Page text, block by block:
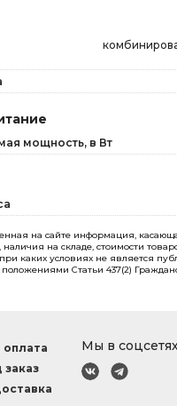
мощность, в Вт
на сайте информация,
наличия на складе, стоимости
каких условиях не является
Статьи 437(2)
Мы в
оплата